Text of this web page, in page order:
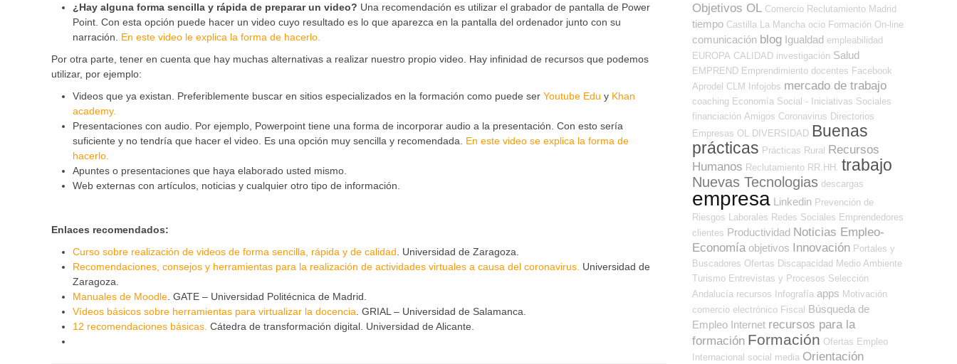
¿Hay alguna forma sencilla y rápida de preparar un video? Una recomendación es utilizar el grabador de pantalla de Power
Point. Con esta opción puede hacer un video cuyo resultado es lo que aparezca en la pantalla del ordenador junto con su
narración. En este video le explica la forma de hacerlo.
Por otra parte, tener en cuenta que hay muchas alternativas a realizar nuestro propio video. Hay infinidad de recursos que podemos
utilizar, por ejemplo:
Videos que ya existan. Preferiblemente buscar en sitios especializados en la formación como puede ser Youtube Edu y Khan
academy.
Presentaciones con audio. Por ejemplo, Powerpoint tiene una forma de incorporar audio a la presentación. Con esto sería
suficiente y no tendría que hacer el video. Es una opción muy sencilla y recomendada. En este video se explica la forma de
hacerlo.
Apuntes o presentaciones que haya elaborado usted mismo.
Web externas con artículos, noticias y cualquier otro tipo de información.
Enlaces recomendados:
Curso sobre realización de videos de forma sencilla, rápida y de calidad. Universidad de Zaragoza.
Recomendaciones, consejos y herramientas para la realización de actividades virtuales a causa del coronavirus. Universidad de
Zaragoza.
Manuales de Moodle. GATE – Universidad Politécnica de Madrid.
Vídeos básicos sobre herramientas para virtualizar la docencia. GRIAL – Universidad de Salamanca.
12 recomendaciones básicas. Cátedra de transformación digital. Universidad de Alicante.
Objetivos OL Comercio Reclutamiento Madrid
tiempo Castilla La Mancha ocio Formación On-line
comunicación blog Igualdad empleabilidad
EUROPA CALIDAD investigación Salud
EMPREND Emprendimiento docentes Facebook
Aprodel CLM
Infojobs mercado de trabajo
coaching Economía Social - Iniciativas Sociales
financiación Amigos Coronavirus Directorios
Empresas OL
DIVERSIDAD Buenas
prácticas Prácticas Rural Recursos
Humanos Reclutamiento RR.HH. trabajo
Nuevas Tecnologias descargas
empresa Linkedin Prevención de
Riesgos Laborales Redes Sociales Emprendedores
clientes Productividad Noticias Empleo-
Economía objetivos Innovación Portales y
Buscadores Ofertas Discapacidad Medio Ambiente
Turismo Entrevistas y Procesos Selección
Andalucía recursos Infografía apps Motivación
comercio electrónico Fiscal Búsqueda de
Empleo Internet recursos para la
formación Formación Ofertas Empleo
Internacional social media Orientación